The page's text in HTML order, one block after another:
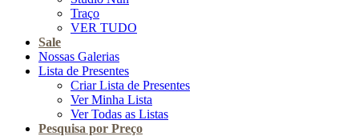
Traço
VER TUDO
Sale
Nossas Galerias
Lista de Presentes
Criar Lista de Presentes
Ver Minha Lista
Ver Todas as Listas
Pesquisa por Preço